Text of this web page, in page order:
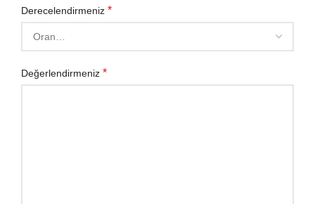
Derecelendirmeniz *
Değerlendirmeniz *